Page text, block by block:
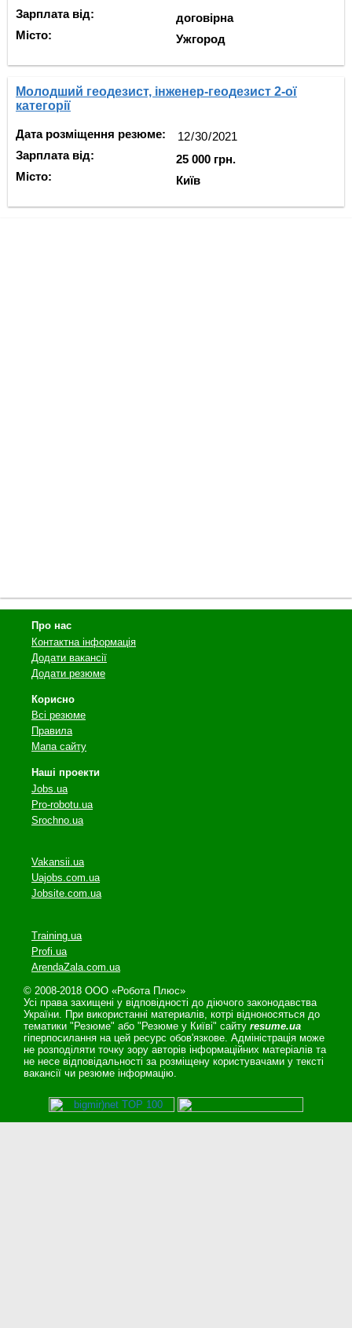
Зарплата від:
Місто:
договірна
Ужгород
Молодший геодезист, інженер-геодезист 2-ої
категорії
Дата розміщення резюме:
Зарплата від:
Місто:
25 000 грн.
Київ
Про нас
Контактна інформація
Додати вакансії
Додати резюме
Корисно
Всі резюме
Правила
Мапа сайту
Наші проекти
Jobs.ua
Pro-robotu.ua
Srochno.ua
Vakansii.ua
Uajobs.com.ua
Jobsite.com.ua
Training.ua
Profi.ua
ArendaZala.com.ua
© 2008-2018 ООО «Робота Плюс»
Усі права захищені у відповідності до діючого законодавства
України. При використанні материалів, котрі відноносяться до
тематики "Резюме" або "Резюме у Київі" сайту resume.ua
гіперпосилання на цей ресурс обов'язкове. Адміністрація може
не розподіляти точку зору авторів інформаційних матеріалів та
не несе відповідальності за розміщену користувачами у тексті
вакансії чи резюме інформацію.